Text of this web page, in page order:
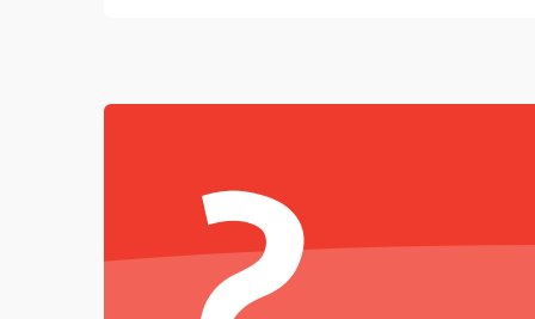
Управление
Корпус/Герметичность